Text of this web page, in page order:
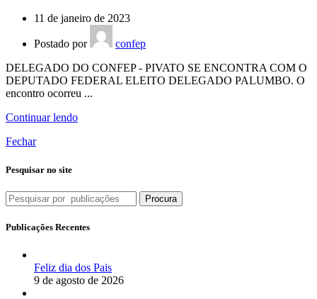
11 de janeiro de 2023
Postado por
confep
DELEGADO DO CONFEP - PIVATO SE ENCONTRA COM O
DEPUTADO FEDERAL ELEITO DELEGADO PALUMBO. O
encontro ocorreu ...
Continuar lendo
Fechar
Pesquisar no site
Procura
Publicações Recentes
Feliz dia dos Pais
9 de agosto de 2026